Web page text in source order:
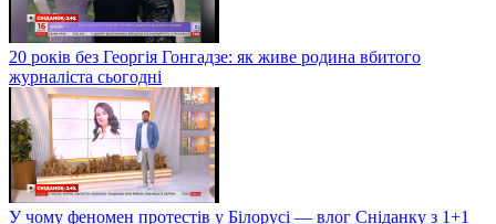
20 років без Георгія Гонгадзе: як живе родина вбитого
журналіста сьогодні
У чому феномен протестів у Білорусі — влог Сніданку з 1+1